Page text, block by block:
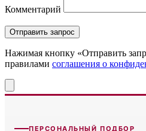
Комментарий
Нажимая кнопку «Отправить
правилами соглашения о
ПЕРСОНАЛЬНЫЙ ПОДБОР